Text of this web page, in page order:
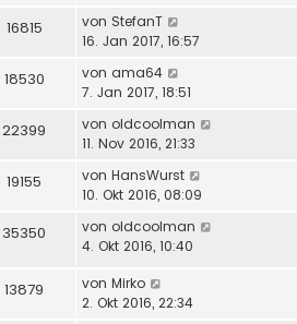
16815 von StefanT
16. Jan 2017, 16:57
18530 von ama64
7. Jan 2017, 18:51
22399 von oldcoolman
11. Nov 2016, 21:33
19155 von HansWurst
10. Okt 2016, 08:09
35350 von oldcoolman
4. Okt 2016, 10:40
13879 von Mirko
2. Okt 2016, 22:34